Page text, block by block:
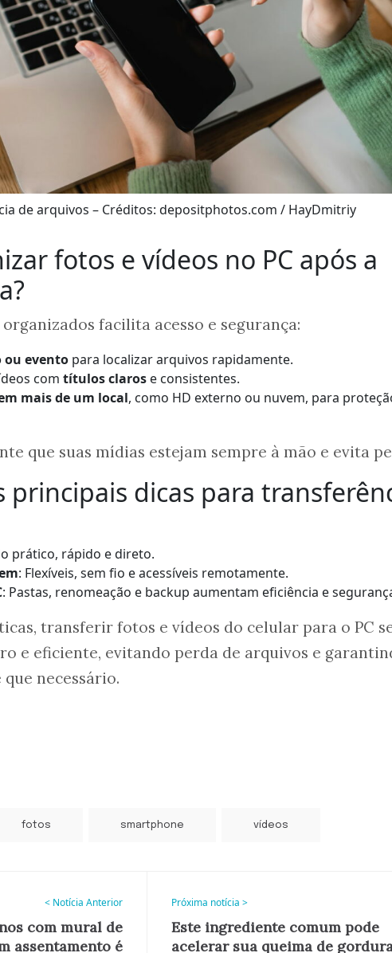
de arquivos – Créditos: depositphotos.com / HayDmitriy
fotos e vídeos no PC após a
facilita acesso e segurança:
ou evento para localizar arquivos rapidamente.
com títulos claros e consistentes.
mais de um local, como HD externo ou nuvem, para
que suas mídias estejam sempre à mão e evita
principais dicas para
prático, rápido e direto.
: Flexíveis, sem fio e acessíveis remotamente.
: Pastas, renomeação e backup aumentam eficiência e
transferir fotos e vídeos do celular para o PC
e eficiente, evitando perda de arquivos e
necessário.
fotos smartphone vídeos
< Notícia Anterior
com mural de
assentamento é
Próxima notícia >
Este ingrediente comum pode
acelerar sua queima de